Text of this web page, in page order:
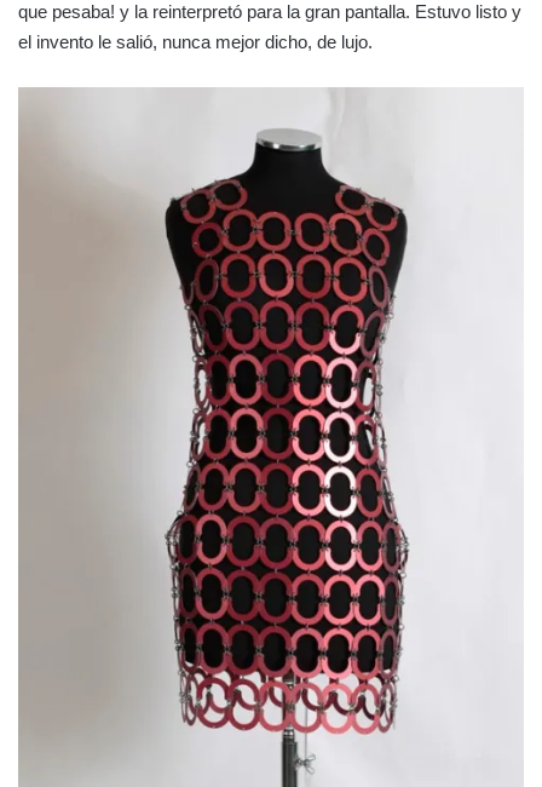
que pesaba! y la reinterpretó para la gran pantalla. Estuvo listo y
el invento le salió, nunca mejor dicho, de lujo.